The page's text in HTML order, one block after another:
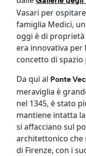
Vasari per
famiglia Medici,
oggi è di
era innovativa per
concetto di
Da qui al Ponte
meraviglia è
nel 1345, è stato
mantiene intatta
si affacciano sul
architettonico che
di Firenze, con i